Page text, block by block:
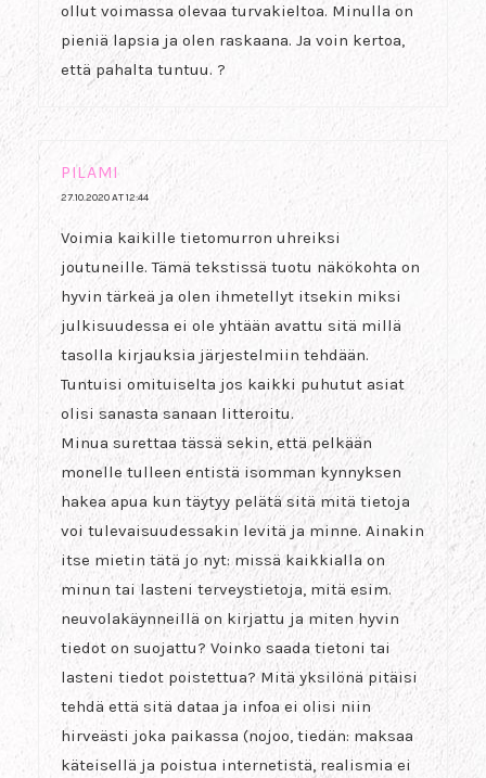
ollut voimassa olevaa turvakieltoa. Minulla on
pieniä lapsia ja olen raskaana. Ja voin kertoa,
että pahalta tuntuu. ?
PILAMI
27.10.2020 AT 12:44
Voimia kaikille tietomurron uhreiksi
joutuneille. Tämä tekstissä tuotu näkökohta on
hyvin tärkeä ja olen ihmetellyt itsekin miksi
julkisuudessa ei ole yhtään avattu sitä millä
tasolla kirjauksia järjestelmiin tehdään.
Tuntuisi omituiselta jos kaikki puhutut asiat
olisi sanasta sanaan litteroitu.
Minua surettaa tässä sekin, että pelkään
monelle tulleen entistä isomman kynnyksen
hakea apua kun täytyy pelätä sitä mitä tietoja
voi tulevaisuudessakin levitä ja minne. Ainakin
itse mietin tätä jo nyt: missä kaikkialla on
minun tai lasteni terveystietoja, mitä esim.
neuvolakäynneillä on kirjattu ja miten hyvin
tiedot on suojattu? Voinko saada tietoni tai
lasteni tiedot poistettua? Mitä yksilönä pitäisi
tehdä että sitä dataa ja infoa ei olisi niin
hirveästi joka paikassa (nojoo, tiedän: maksaa
käteisellä ja poistua internetistä, realismia ei